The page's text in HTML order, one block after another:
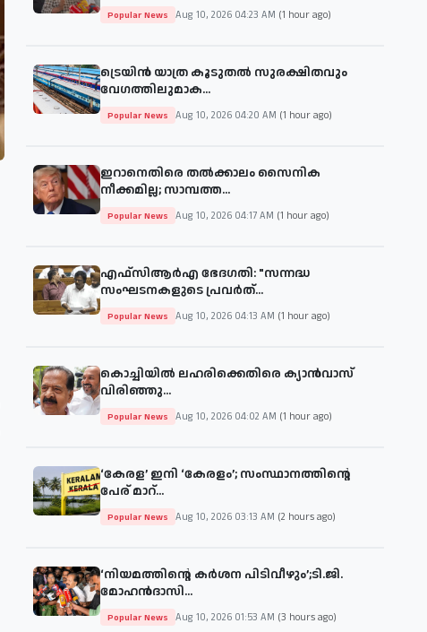
Popular News Aug 10, 2026 04:23 AM (1 hour ago)
ട്രെയിൻ യാത്ര കൂടുതൽ സുരക്ഷിതവും
വേഗത്തിലുമാക...
Popular News Aug 10, 2026 04:20 AM (1 hour ago)
ഇറാനെതിരെ തൽക്കാലം സൈനിക
നീക്കമില്ല; സാമ്പത്ത...
Popular News Aug 10, 2026 04:17 AM (1 hour ago)
എഫ്‌സിആർഎ ഭേദഗതി: "സന്നദ്ധ
സംഘടനകളുടെ പ്രവർത്...
Popular News Aug 10, 2026 04:13 AM (1 hour ago)
കൊച്ചിയില്‍ ലഹരിക്കെതിരെ ക്യാന്‍വാസ്
വിരിഞ്ഞു...
Popular News Aug 10, 2026 04:02 AM (1 hour ago)
‘കേരള’ ഇനി ‘കേരളം’; സംസ്ഥാനത്തിന്റെ
പേര് മാറ്...
Popular News Aug 10, 2026 03:13 AM (2 hours ago)
‘നിയമത്തിന്റെ കർശന പിടിവീഴും’;ടി.ജി.
മോഹൻദാസി...
Popular News Aug 10, 2026 01:53 AM (3 hours ago)